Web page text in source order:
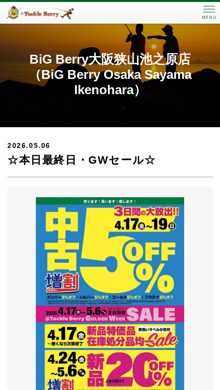
MENU
BiG Berry大阪狭山池之原店
（BiG Berry Osaka Sayama
Ikenohara）
2026.05.06
☆本日最終日・GWセール☆